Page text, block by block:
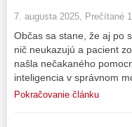
7. augusta 2025, Prečítané
Občas sa stane, že aj po
nič neukazujú a pacient
našla nečakaného
inteligencia v správnom
Pokračovanie článku